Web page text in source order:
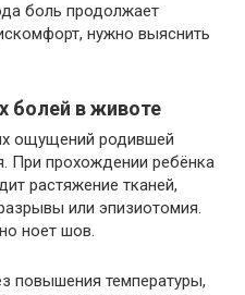
боль продолжает
нужно выяснить
болей в животе
ощущений родившей
При прохождении ребёнка
растяжение тканей,
или эпизиотомия.
ноет шов.
повышения температуры,